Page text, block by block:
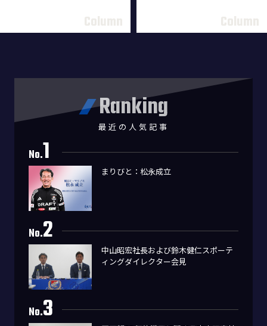
Ranking
最近の人気記事
No.1
まりびと：松永成立
No.2
中山昭宏社長および鈴木健仁スポーテ
ィングダイレクター会見
No.3